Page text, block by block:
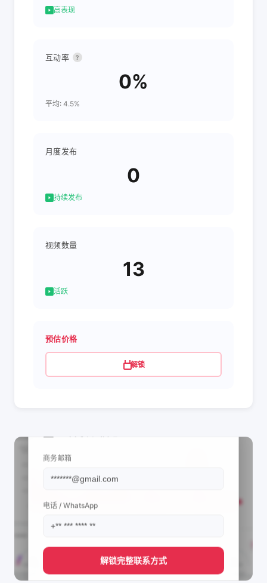
高表现
互动率 ?
0%
平均: 4.5%
月度发布
0
持续发布
视频数量
13
活跃
预估价格
解锁
商务邮箱
电话 / WhatsApp
解锁完整联系方式